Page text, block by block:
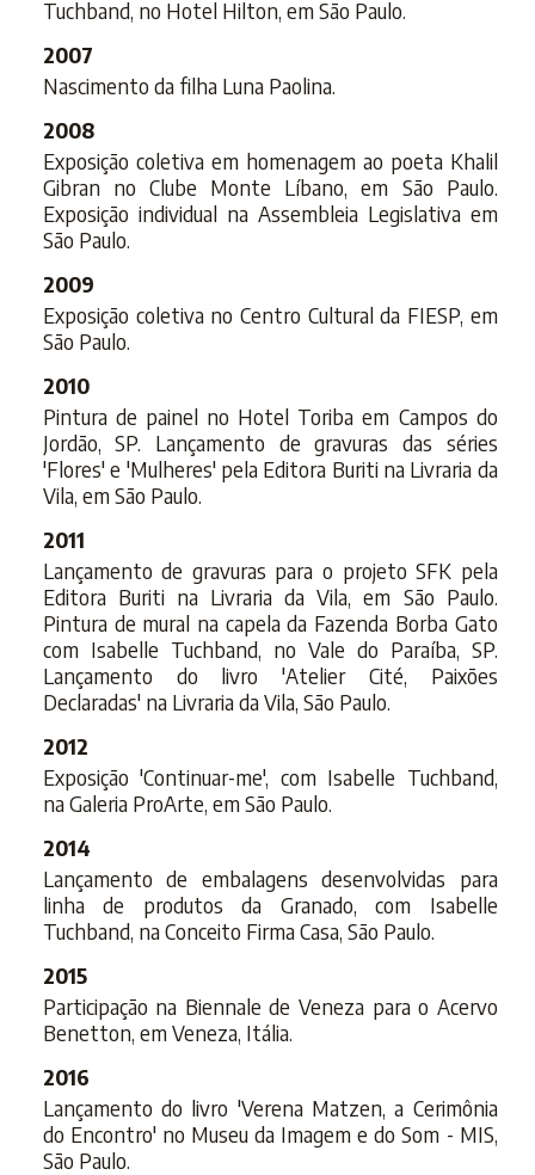
Tuchband, no Hotel Hilton, em São Paulo.
2007
Nascimento da filha Luna Paolina.
2008
Exposição coletiva em homenagem ao poeta Khalil
Gibran no Clube Monte Líbano, em São Paulo.
Exposição individual na Assembleia Legislativa em
São Paulo.
2009
Exposição coletiva no Centro Cultural da FIESP, em
São Paulo.
2010
Pintura de painel no Hotel Toriba em Campos do
Jordão, SP. Lançamento de gravuras das séries
'Flores' e 'Mulheres' pela Editora Buriti na Livraria da
Vila, em São Paulo.
2011
Lançamento de gravuras para o projeto SFK pela
Editora Buriti na Livraria da Vila, em São Paulo.
Pintura de mural na capela da Fazenda Borba Gato
com Isabelle Tuchband, no Vale do Paraíba, SP.
Lançamento do livro 'Atelier Cité, Paixões
Declaradas' na Livraria da Vila, São Paulo.
2012
Exposição 'Continuar-me', com Isabelle Tuchband,
na Galeria ProArte, em São Paulo.
2014
Lançamento de embalagens desenvolvidas para
linha de produtos da Granado, com Isabelle
Tuchband, na Conceito Firma Casa, São Paulo.
2015
Participação na Biennale de Veneza para o Acervo
Benetton, em Veneza, Itália.
2016
Lançamento do livro 'Verena Matzen, a Cerimônia
do Encontro' no Museu da Imagem e do Som - MIS,
São Paulo.